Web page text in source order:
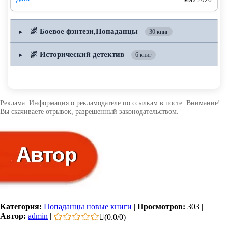
любил, и даже тех, кого ненавидел. Они тоже имеют
право на память!
Глава 1
С чего все началось? С моего рождения? О да, во
всех ученых манускриптах это событие отмечено как
сына короля Галлии, наследника престола, надежды
подданных и прочая, прочая, прочая.
Только мне-то что с того? Так же, как и дети
крестьян, я плакал, кричал по ночам и пачкал
вряд ли приносившие большее счастье, чем простые
сатиновые.
▶ 🌌 Боевое фэнтези,Попаданцы 30 книг
▶ 🌌 Исторический детектив 6 книг
Реклама. Информация о рекламодателе по ссылкам в посте. Внимание!
Вы скачиваете отрывок, разрешенный законодательством.
Категория: Попаданцы новые книги | Просмотров: 303 |
Автор: admin | (0.0/0)